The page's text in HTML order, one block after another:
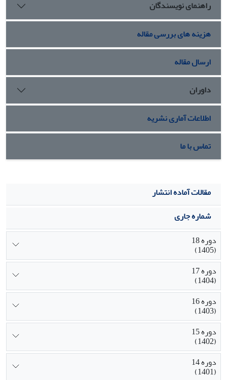
راهنمای نویسندگان
هزینه های بررسی مقاله
ارسال مقاله
داوران
اطلاعات آماری نشریه
تماس با ما
مقالات آماده انتشار
شماره جاری
دوره 18
(1405)
دوره 17
(1404)
دوره 16
(1403)
دوره 15
(1402)
دوره 14
(1401)